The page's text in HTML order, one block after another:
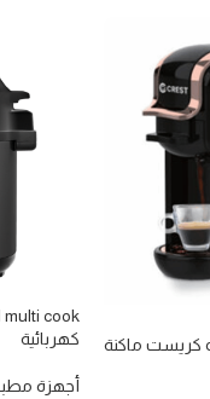
crest multi capsule coffee كريست ماكنة
كهربائية
أجهزة